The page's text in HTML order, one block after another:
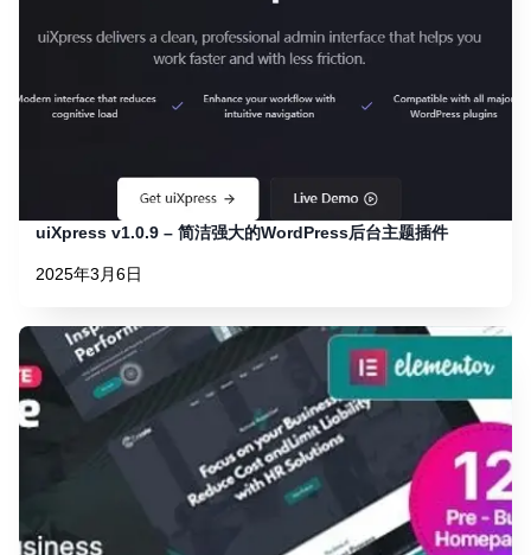
uiXpress v1.0.9 – 简洁强大的WordPress后台主题插件
2025年3月6日